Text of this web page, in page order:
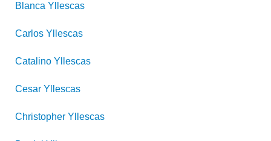
Blanca Yllescas
Carlos Yllescas
Catalino Yllescas
Cesar Yllescas
Christopher Yllescas